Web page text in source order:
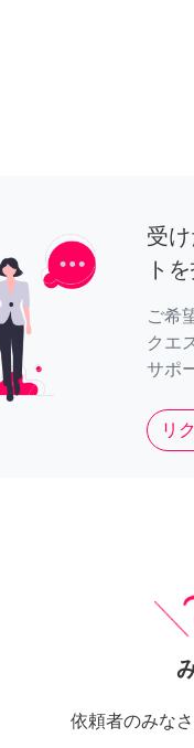
受
ト
ご希
クエ
サポ
リ
依頼者のみな